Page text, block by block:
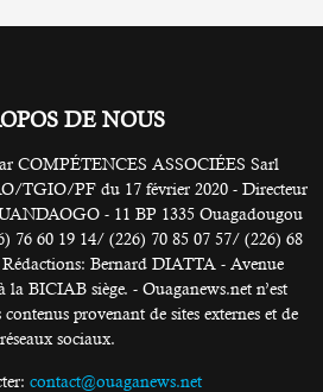
DE NOUS
COMPÉTENCES ASSOCIÉES Sarl
TGIO/PF du 17 février 2020 - Directeur
- 11 BP 1335 Ouagadougou
76 60 19 14/ (226) 70 85 07 57/ (226) 68
Rédactions: Bernard DIATTA - Avenue
BICIAB siège. - Ouaganews.net n’est
provenant de sites externes et de
réseaux sociaux.
contact@ouaganews.net